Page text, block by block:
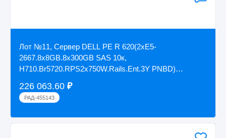
Лот №11, Сервер DELL PE R 620(2xE5-
2667.8x8GB.8x300GB SAS 10к,
H710.Br5720.RPS2x750W.Rails.Ent.3Y PNBD)
226 063.60 ₽
РАД-455143